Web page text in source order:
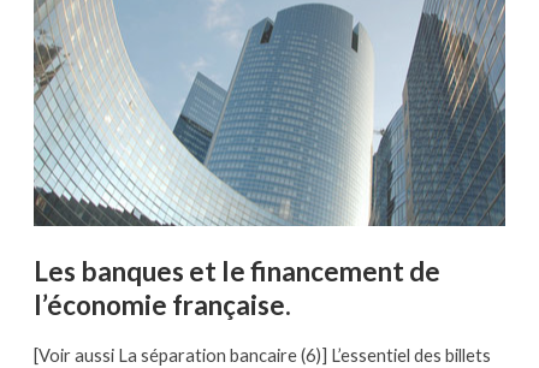
Les banques et le financement de
l’économie française.
[Voir aussi La séparation bancaire (6)] L’essentiel des billets